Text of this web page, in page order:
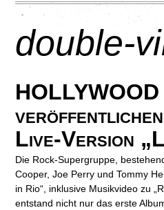
double-
Live-Version
Die Rock-Supergruppe,
Cooper, Joe Perry und Tommy
in Rio“, inklusive Musikvideo zu
entstand nicht nur das erste